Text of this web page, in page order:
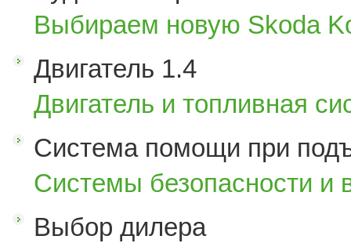
Выбираем новую Skoda
Двигатель 1.4
Двигатель и топливная
Система помощи при
Системы безопасности и
Выбор дилера